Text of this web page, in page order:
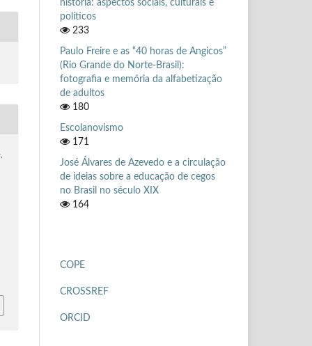
história: aspectos sociais, culturais e
políticos
233
Paulo Freire e as “40 horas de Angicos”
(Rio Grande do Norte-Brasil):
fotografia e memória da alfabetização
de adultos
180
Escolanovismo
171
José Álvares de Azevedo e a circulação
de ideias sobre a educação de cegos
no Brasil no século XIX
164
COPE
CROSSREF
ORCID